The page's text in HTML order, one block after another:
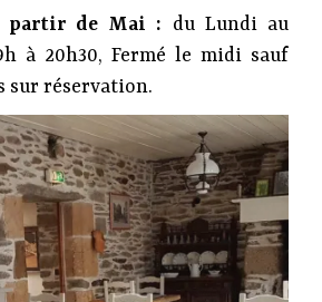
partir de Mai : du Lundi au
à 20h30, Fermé le midi sauf
sur réservation.